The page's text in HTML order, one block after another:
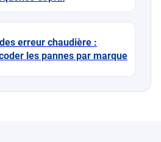
erreur chaudière :
les pannes par marque